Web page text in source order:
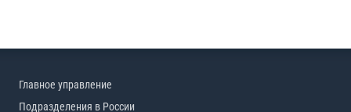
Главное управление
Подразделения в России